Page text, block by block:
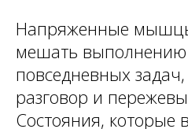
Напряженные
мешать
повседневных задач,
разговор и
Состояния, которые